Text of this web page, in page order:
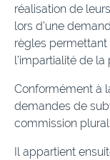
réalisation de
lors d’une
règles
l’impartialité de la
Conformément à
demandes de
commission
Il appartient